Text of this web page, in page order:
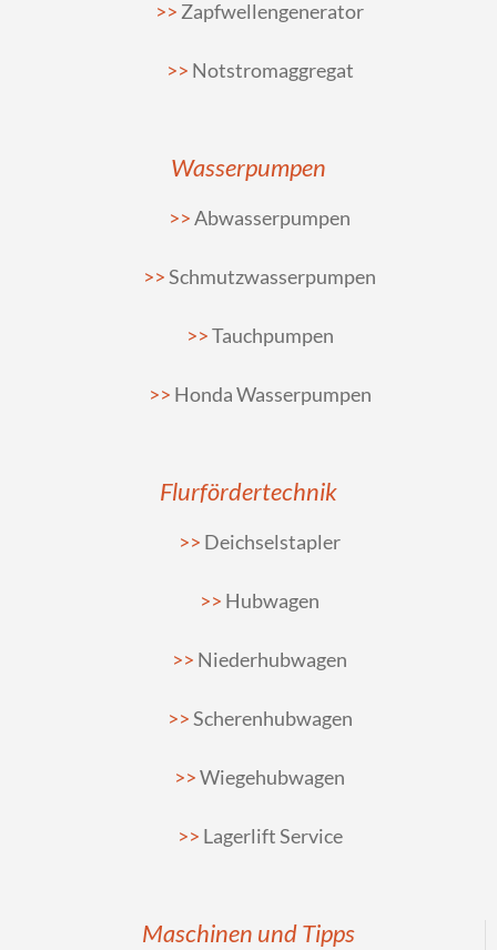
Zapfwellengenerator
Notstromaggregat
Wasserpumpen
Abwasserpumpen
Schmutzwasserpumpen
Tauchpumpen
Honda Wasserpumpen
Flurfördertechnik
Deichselstapler
Hubwagen
Niederhubwagen
Scherenhubwagen
Wiegehubwagen
Lagerlift Service
Maschinen und Tipps